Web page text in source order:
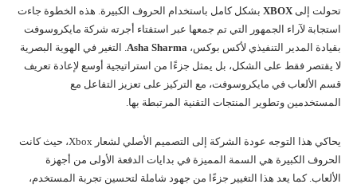
تحولت إلىXBOX بشكل كامل باستخدام الحروف الكبيرة. هذه الخطوة جاءت
استجابة لآراء الجمهور التي تم جمعها عبر استفتاء أجرته شركة مايكروسوفت
بقيادة المدير التنفيذي لأكس بوكس، Asha Sharma. التغير في الهوية البصرية
لا يقتصر فقط على الشكل، بل يمثل جزءًا من استراتيجية أوسع لإعادة تعريف
قسم الألعاب في مايكروسوفت، مع التركيز على تعزيز التفاعل مع
المستخدمين وتطوير المنتجات التقنية المرتبطة بها.
يحاكي هذا التوجه عودة الشركة إلى التصميم الأصلي لشعار Xbox، حيث كانت
الحروف الكبيرة هي السمة المميزة في بدايات الدفعة الأولى من أجهزة
الألعاب. كما يعد هذا التغيير جزءًا من جهود شاملة لتحسين تجربة المستخدم،